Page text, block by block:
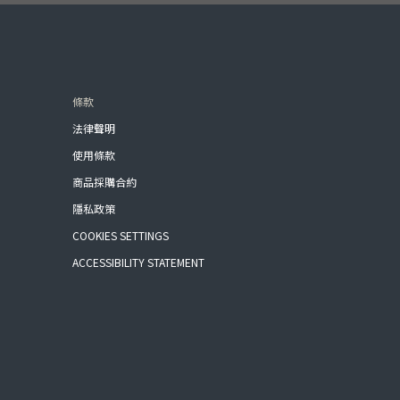
條款
法律聲明
使用條款
商品採購合約
隱私政策
COOKIES SETTINGS
ACCESSIBILITY STATEMENT